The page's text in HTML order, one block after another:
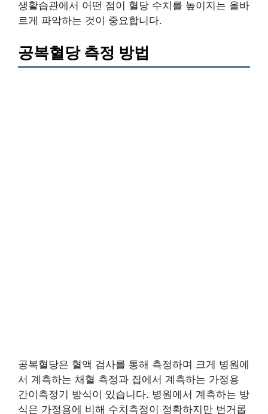
생활습관에서 어떤 점이 혈당 수치를 높이지는 올바
르게 파악하는 것이 중요합니다.
공복혈당 측정 방법
공복혈당은 혈액 검사를 통해 측정하며 크게 병원에
서 계측하는 채혈 측정과 집에서 계측하는 가정용
간이측정기 방식이 있습니다. 병원에서 계측하는 방
식은 가정용에 비해 수치측정이 정확하지만 번거롭